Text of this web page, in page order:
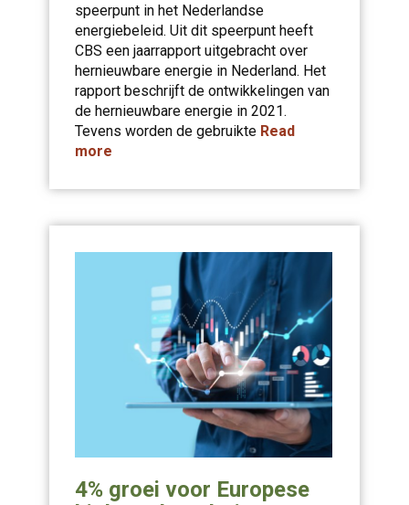
speerpunt in het Nederlandse
energiebeleid. Uit dit speerpunt heeft
CBS een jaarrapport uitgebracht over
hernieuwbare energie in Nederland. Het
rapport beschrijft de ontwikkelingen van
de hernieuwbare energie in 2021.
Tevens worden de gebruikte Read
more
4% groei voor Europese